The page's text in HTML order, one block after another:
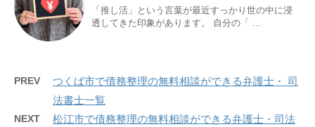
「推し活」という言葉が最近すっかり世の中に浸
透してきた印象があります。 自分の「 ...
PREV
つくば市で債務整理の無料相談ができる弁護士・ 司
法書士一覧
NEXT
松江市で債務整理の無料相談ができる弁護士・司法